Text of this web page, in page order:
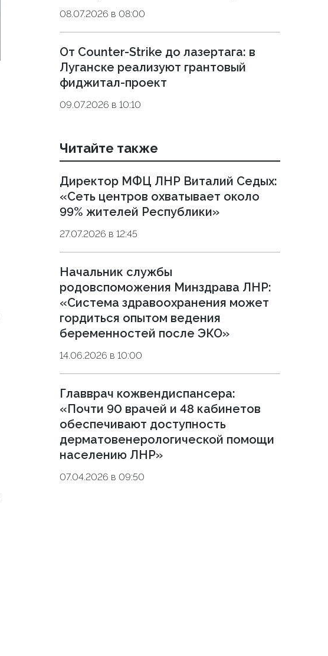
08.07.2026 в 08:00
От Counter-Strike до лазертага: в
Луганске реализуют грантовый
фиджитал-проект
09.07.2026 в 10:10
Читайте также
Директор МФЦ ЛНР Виталий Седых:
«Сеть центров охватывает около
99% жителей Республики»
27.07.2026 в 12:45
Начальник службы
родовспоможения Минздрава ЛНР:
«Система здравоохранения может
гордиться опытом ведения
беременностей после ЭКО»
14.06.2026 в 10:00
Главврач кожвендиспансера:
«Почти 90 врачей и 48 кабинетов
обеспечивают доступность
дерматовенерологической помощи
населению ЛНР»
07.04.2026 в 09:50